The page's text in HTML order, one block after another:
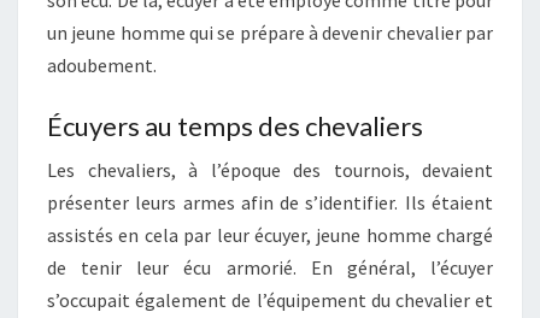
un jeune homme qui se prépare à devenir chevalier par
adoubement.
Écuyers au temps des chevaliers
Les chevaliers, à l’époque des tournois, devaient
présenter leurs armes afin de s’identifier. Ils étaient
assistés en cela par leur écuyer, jeune homme chargé
de tenir leur écu armorié. En général, l’écuyer
s’occupait également de l’équipement du chevalier et